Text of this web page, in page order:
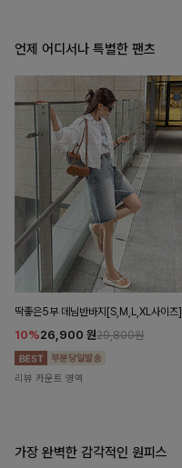
언제 어디서나 특별한 팬츠
딱좋은5부 데님반바지[S,M,L,XL사이즈]
10%26,900 원29,800원
리뷰 카운트 영역
가장 완벽한 감각적인 원피스